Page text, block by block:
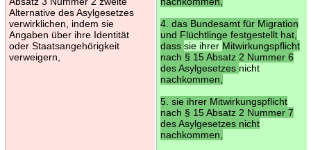
Alternative des Asylgesetzes
verwirklichen, indem sie
Angaben über ihre Identität
oder Staatsangehörigkeit
verweigern,
4. das Bundesamt für Migration
und Flüchtlinge festgestellt hat,
dass sie ihrer Mitwirkungspflicht
nach § 15 Absatz 2 Nummer 6
des Asylgesetzes nicht
nachkommen,
5. sie ihrer Mitwirkungspflicht
nach § 15 Absatz 2 Nummer 7
des Asylgesetzes nicht
nachkommen,